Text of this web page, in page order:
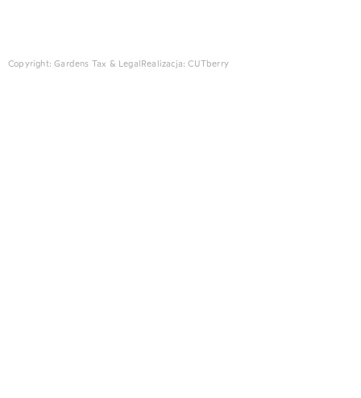
Copyright: Gardens Tax & LegalRealizacja:CUTberry